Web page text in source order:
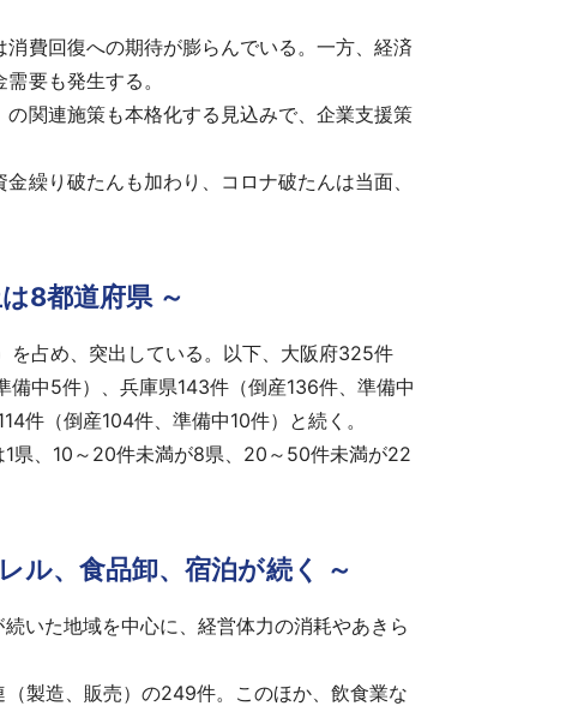
費回復への期待が膨らんでいる。一方、経済
要も発生する。
関連施策も本格化する見込みで、企業支援策
繰り破たんも加わり、コロナ破たんは当面、
8都道府県 ～
占め、突出している。以下、大阪府325件
備中5件）、兵庫県143件（倒産136件、準備中
件（倒産104件、準備中10件）と続く。
県、10～20件未満が8県、20～50件未満が22
ル、食品卸、宿泊が続く ～
いた地域を中心に、経営体力の消耗やあきら
製造、販売）の249件。このほか、飲食業な